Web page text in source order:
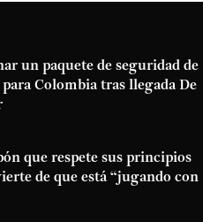
un paquete de seguridad de
Colombia tras llegada De
que respete sus principios
de que está “jugando con